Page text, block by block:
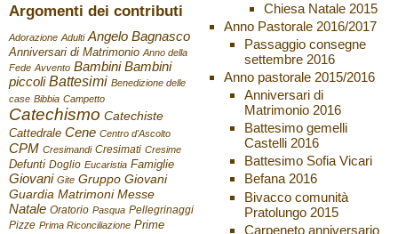
Argomenti dei contributi
Adorazione Adulti Angelo Bagnasco
Anniversari di Matrimonio Anno della
Fede Avvento Bambini Bambini
piccoli Battesimi Benedizione delle
case Bibbia Campetto
Catechismo Catechiste
Cattedrale Cene Centro d'Ascolto
CPM Cresimandi Cresimati Cresime
Defunti Doglio Eucaristia Famiglie
Giovani Gite Gruppo Giovani
Guardia Matrimoni Messe
Natale Oratorio Pasqua Pellegrinaggi
Pizze Prima Riconciliazione Prime
Chiesa Natale 2015
Anno Pastorale 2016/2017
Passaggio consegne
settembre 2016
Anno pastorale 2015/2016
Anniversari di
Matrimonio 2016
Battesimo gemelli
Castelli 2016
Battesimo Sofia Vicari
Befana 2016
Bivacco comunità
Pratolungo 2015
Carpeneto anniversario